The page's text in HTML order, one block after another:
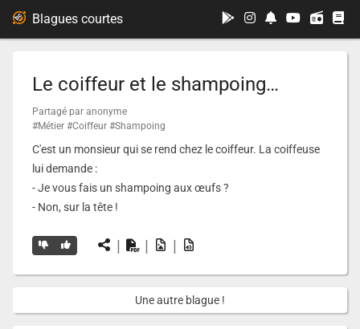
Le coiffeur et le shampoing…
Partagé par anonyme
#Métier #Coiffeur #Shampoing
C'est un monsieur qui se rend chez le coiffeur. La coiffeuse
lui demande :
- Je vous fais un shampoing aux œufs ?
- Non, sur la tête !
| | |
Une autre blague !
Blagues courtes